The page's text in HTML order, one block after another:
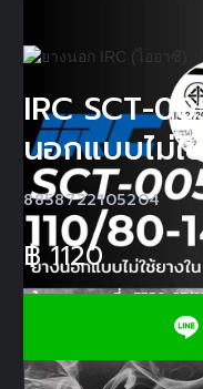
IRC SCT-
นอกแบบไม่ใ
8858722105204
฿ 1120